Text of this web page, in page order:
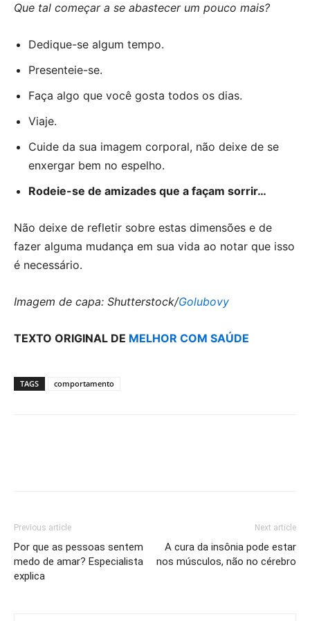
Que tal começar a se abastecer um pouco mais?
Dedique-se algum tempo.
Presenteie-se.
Faça algo que você gosta todos os dias.
Viaje.
Cuide da sua imagem corporal, não deixe de se
enxergar bem no espelho.
Rodeie-se de amizades que a façam sorrir…
Não deixe de refletir sobre estas dimensões e de
fazer alguma mudança em sua vida ao notar que isso
é necessário.
Imagem de capa: Shutterstock/Golubovy
TEXTO ORIGINAL DE MELHOR COM SAÚDE
TAGS comportamento
Previous article
Por que as pessoas sentem
medo de amar? Especialista
explica
Next article
A cura da insônia pode estar
nos músculos, não no cérebro